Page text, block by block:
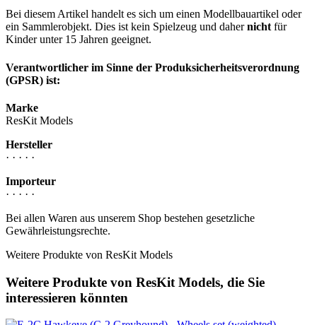
Bei diesem Artikel handelt es sich um einen Modellbauartikel oder
ein Sammlerobjekt. Dies ist kein Spielzeug und dahernicht für
Kinder unter 15 Jahren geeignet.
Verantwortlicher im Sinne der Produksicherheitsverordnung
(GPSR) ist:
Marke
ResKit Models
Hersteller
· · · · ·
Importeur
· · · · ·
Bei allen Waren aus unserem Shop bestehen gesetzliche
Gewährleistungsrechte.
Weitere Produkte von ResKit Models
Weitere Produkte von ResKit Models, die Sie
interessieren könnten